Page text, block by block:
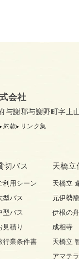
会社
与謝郡与謝野町字上
約款 リンク集
切バス
利用シーン
型バス
型バス
見積り
行業条件書
天橋立
天橋立
元伊勢
伊根の
成相寺
天橋立
アマテ